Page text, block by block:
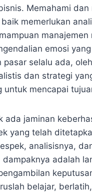
Memahami dan
memerlukan
manajemen
emosi
pasar selalu ada,
dan strategi
untuk mencapai
ada jaminan
yang telah
analisisnya,
dampaknya adalah
belajar,